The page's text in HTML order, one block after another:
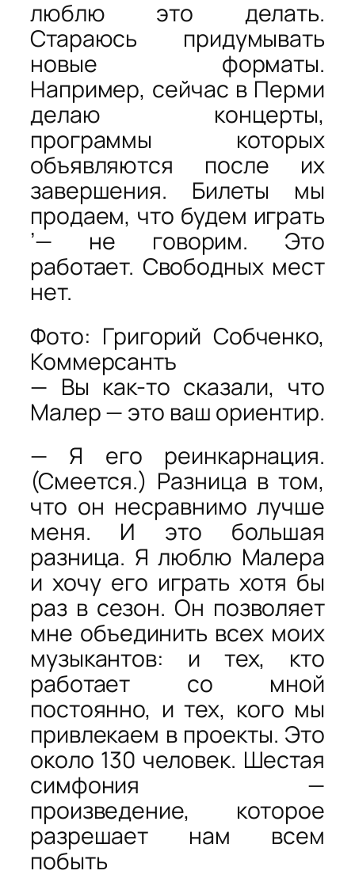
люблю это делать.
Стараюсь придумывать
новые форматы.
Например, сейчас в Перми
делаю концерты,
программы которых
объявляются после их
завершения. Билеты мы
продаем, что будем играть
’— не говорим. Это
работает. Свободных мест
нет.
Фото: Григорий Собченко,
Коммерсантъ
— Вы как-то сказали, что
Малер — это ваш ориентир.
— Я его реинкарнация.
(Смеется.) Разница в том,
что он несравнимо лучше
меня. И это большая
разница. Я люблю Малера
и хочу его играть хотя бы
раз в сезон. Он позволяет
мне объединить всех моих
музыкантов: и тех, кто
работает со мной
постоянно, и тех, кого мы
привлекаем в проекты. Это
около 130 человек. Шестая
симфония —
произведение, которое
разрешает нам всем
побыть